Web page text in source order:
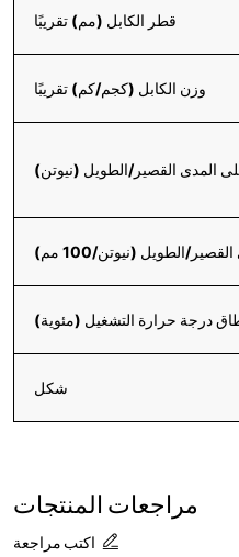
قطر الكابل (مم) تقريبًا
وزن الكابل (كجم/كم) تقريبًا
المدى القصير/الطويل (نيوتن)
الطويل (نيوتن/100 مم)
درجة حرارة التشغيل (مئوية)
شكل
مراجعات المنتجات
اكتب مراجعة